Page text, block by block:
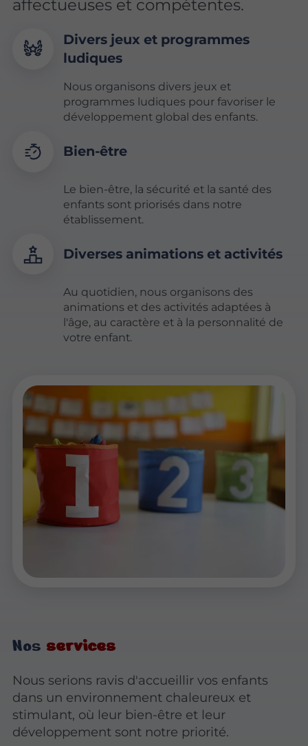
affectueuses et compétentes.
Divers jeux et programmes
ludiques
Nous organisons divers jeux et
programmes ludiques pour favoriser le
développement global des enfants.
Bien-être
Le bien-être, la sécurité et la santé des
enfants sont priorisés dans notre
établissement.
Diverses animations et activités
Au quotidien, nous organisons des
animations et des activités adaptées à
l'âge, au caractère et à la personnalité de
votre enfant.
Nos services
Nous serions ravis d'accueillir vos enfants
dans un environnement chaleureux et
stimulant, où leur bien-être et leur
développement sont notre priorité.